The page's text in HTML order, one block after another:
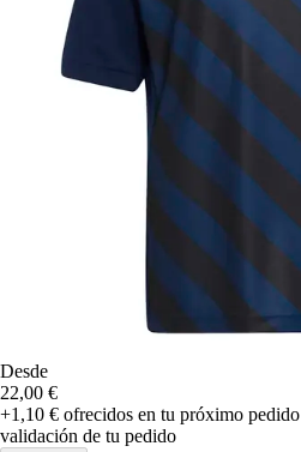
Desde
22,00 €
+1,10 € ofrecidos en tu próximo pedido
validación de tu pedido